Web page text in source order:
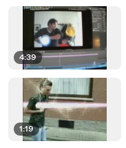
4:39
1:19